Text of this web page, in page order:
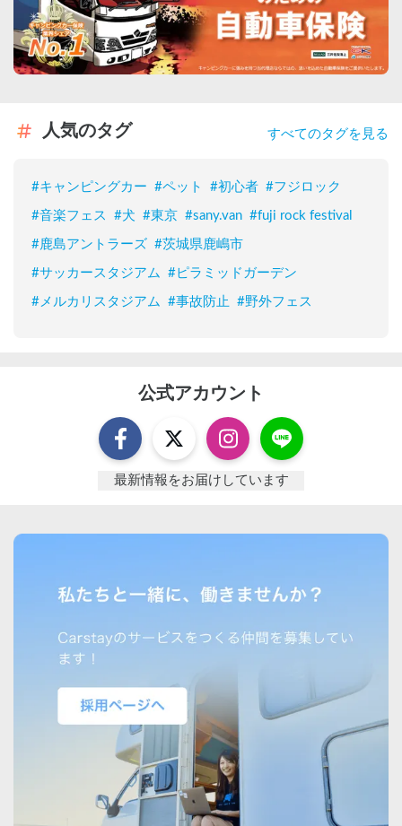
人気のタグ すべてのタグを見る
#キャンピングカー #ペット #初心者 #フジロック
#音楽フェス #犬 #東京 #sany.van #fuji rock festival
#鹿島アントラーズ #茨城県鹿嶋市
#サッカースタジアム # ピラミッドガーデン
# メルカリスタジアム #事故防止 #野外フェス
公式アカウント
最新情報をお届けしています